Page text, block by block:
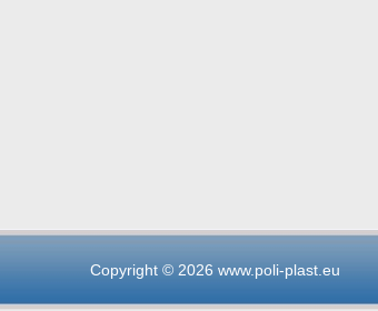
Copyright © 2026 www.poli-plast.eu